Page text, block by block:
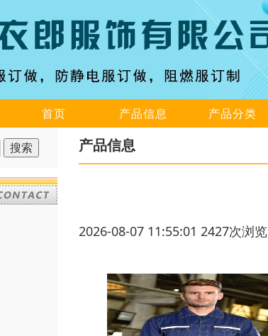
首页 产品信息 产品分类
产品信息
2026-08-07 11:55:01 2427次浏览